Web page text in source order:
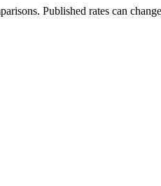
Published rates can